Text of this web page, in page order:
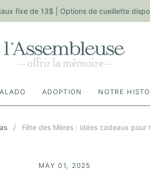
fixe de 13$ | Options de cueillette
ADOPTION NOTRE
/ Fête des Mères : idées cadeaux pour
MAY 01, 2025